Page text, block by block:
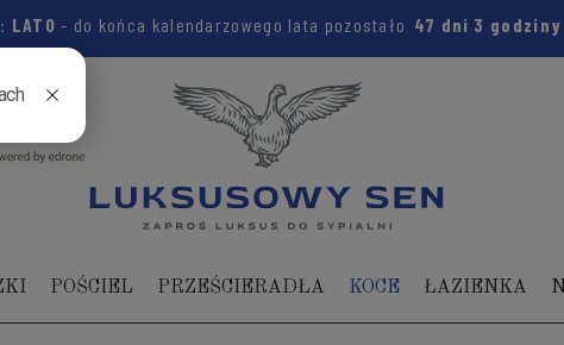
LATO - do końca kalendarzowego lata pozostało 47 dni 3 godziny
104
POŚCIEL PRZEŚCIERADŁA KOCE ŁAZIENKA